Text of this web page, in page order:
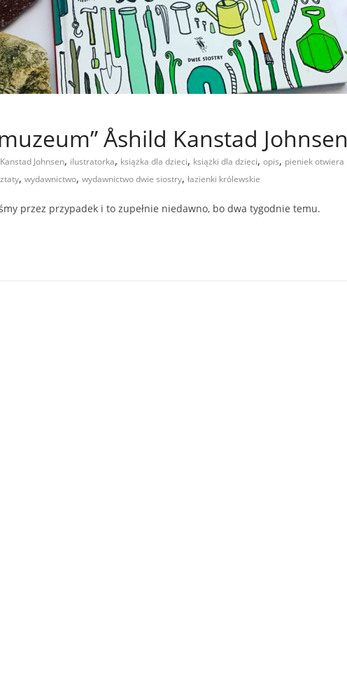
Åshild Kanstad Johnsen
Johnsen, ilustratorka, książka dla dzieci, książki dla dzieci, opis, pieniek otwiera
, wydawnictwo, wydawnictwo dwie siostry, łazienki królewskie
przez przypadek i to zupełnie niedawno, bo dwa tygodnie temu.